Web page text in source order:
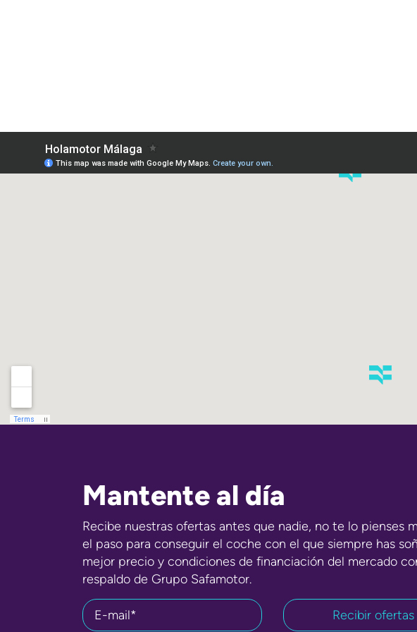
Mantente al día
Recibe nuestras ofertas antes que nadie, no te lo pienses
el paso para conseguir el coche con el que siempre has
mejor precio y condiciones de financiación del mercado
respaldo de Grupo Safamotor.
E-mail*